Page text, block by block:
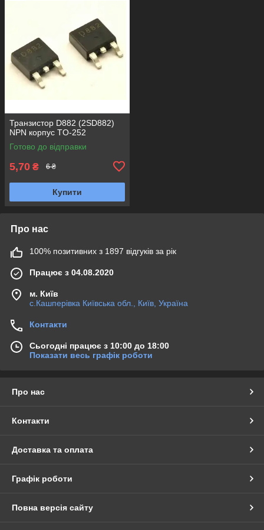
Транзистор D882 (2SD882)
NPN корпус TO-252
Готово до відправки
5,70 ₴ 6 ₴
Купити
Про нас
100% позитивних з 1897 відгуків за рік
Працює з 04.08.2020
м. Київ
с.Кашперівка Київська обл., Київ, Україна
Контакти
Сьогодні працює з 10:00 до 18:00
Показати весь графік роботи
Про нас
Контакти
Доставка та оплата
Графік роботи
Повна версія сайту